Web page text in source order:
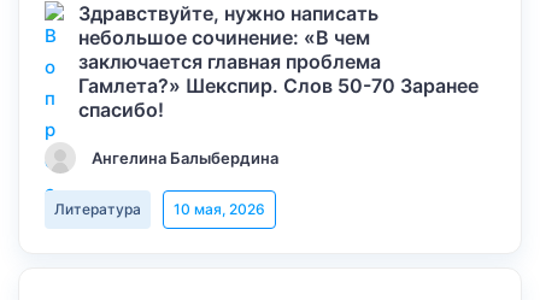
Здравствуйте, нужно написать
небольшое сочинение: «В чем
заключается главная проблема
Гамлета?» Шекспир. Слов 50-70 Заранее
спасибо!
Ангелина Балыбердина
Литература 10 мая, 2026